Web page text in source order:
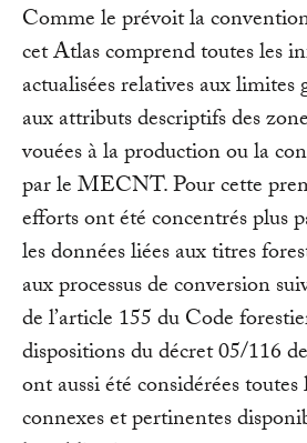
Comme le prévoit la
cet Atlas comprend toutes les
actualisées relatives aux limites
aux attributs descriptifs des
vouées à la production ou la
par le MECNT. Pour cette
efforts ont été concentrés plus
les données liées aux titres
aux processus de conversion
de l’article 155 du Code
dispositions du décret 05/116
ont aussi été considérées
connexes et pertinentes